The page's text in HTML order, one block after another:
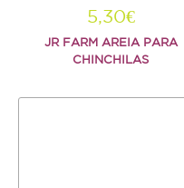
5,30€
JR FARM AREIA PARA
CHINCHILAS